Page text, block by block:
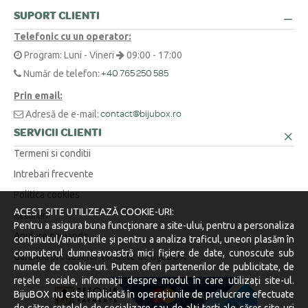
O metodă simplă este să înfășori o ață în jurul degetului sau la baza
gâtului, să marchezi punctul unde se suprapune, apoi să măsori
lungimea obținută cu o riglă.
Suntem aici pentru tine! Ne poți contacta telefonic la 0371 230 499, prin
WhatsApp la +40 770 921 356 sau prin email la
SUPORT CLIENTI
Telefonic cu un operator:
Program: Luni - Vineri
09:00 - 17:00
Număr de telefon: +40 765 250 585
Prin email:
Adresă de e-mail: contact@bijubox.ro
SERVICII CLIENTI
Termeni si conditii
Intrebari frecvente
Politica cookies
Retururi
Anulare comanda
Garantia produselor vandute de BijuBOX
ACEST SITE UTILIZEAZĂ COOKIE-URI:
Pentru a asigura buna funcționare a site-ului, pentru a personaliza
conținutul/anunțurile și pentru a analiza traficul, uneori plasăm în
computerul dumneavoastră mici fișiere de date, cunoscute sub
numele de cookie-uri. Putem oferi partenerilor de publicitate, de
rețele sociale, informații despre modul în care utilizați site-ul.
BijuBOX nu este implicată în operațiunile de prelucrare efectuate